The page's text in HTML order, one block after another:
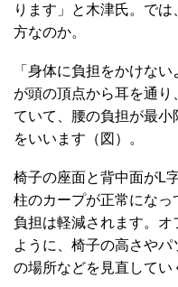
ります」と木津氏。で
方なのか。
「身体に負担をかけな
が頭の頂点から耳を通
ていて、腰の負担が最小
をいいます（図）。
椅子の座面と背中面がL
柱のカープが正常にな
負担は軽減されます。
ように、椅子の高さや
の場所などを見直してい